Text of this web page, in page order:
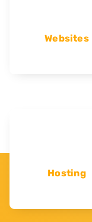
Websites
Hosting